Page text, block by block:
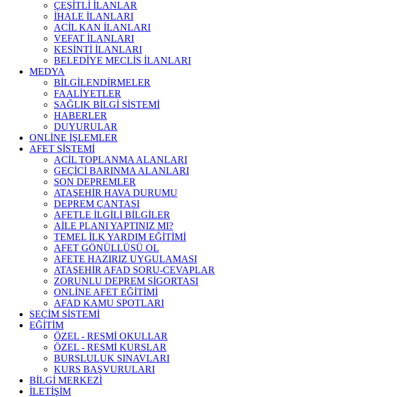
ÇEŞİTLİ İLANLAR
İHALE İLANLARI
ACİL KAN İLANLARI
VEFAT İLANLARI
KESİNTİ İLANLARI
BELEDİYE MECLİS İLANLARI
MEDYA
BİLGİLENDİRMELER
FAALİYETLER
SAĞLIK BİLGİ SİSTEMİ
HABERLER
DUYURULAR
ONLİNE İŞLEMLER
AFET SİSTEMİ
ACİL TOPLANMA ALANLARI
GEÇİCİ BARINMA ALANLARI
SON DEPREMLER
ATAŞEHİR HAVA DURUMU
DEPREM ÇANTASI
AFETLE İLGİLİ BİLGİLER
AİLE PLANI YAPTINIZ MI?
TEMEL İLK YARDIM EĞİTİMİ
AFET GÖNÜLLÜSÜ OL
AFETE HAZIRIZ UYGULAMASI
ATAŞEHİR AFAD SORU-CEVAPLAR
ZORUNLU DEPREM SİGORTASI
ONLİNE AFET EĞİTİMİ
AFAD KAMU SPOTLARI
SEÇİM SİSTEMİ
EĞİTİM
ÖZEL - RESMİ OKULLAR
ÖZEL - RESMİ KURSLAR
BURSLULUK SINAVLARI
KURS BAŞVURULARI
BİLGİ MERKEZİ
İLETİŞİM